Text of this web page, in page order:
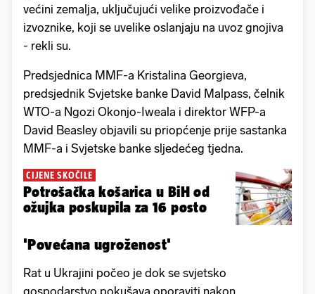
većini zemalja, uključujući velike proizvođače i
izvoznike, koji se uvelike oslanjaju na uvoz gnojiva
- rekli su.
Predsjednica MMF-a Kristalina Georgieva,
predsjednik Svjetske banke David Malpass, čelnik
WTO-a Ngozi Okonjo-Iweala i direktor WFP-a
David Beasley objavili su priopćenje prije sastanka
MMF-a i Svjetske banke sljedećeg tjedna.
CIJENE SKOČILE
Potrošačka košarica u BiH od
ožujka poskupila za 16 posto
'Povećana ugroženost'
Rat u Ukrajini počeo je dok se svjetsko